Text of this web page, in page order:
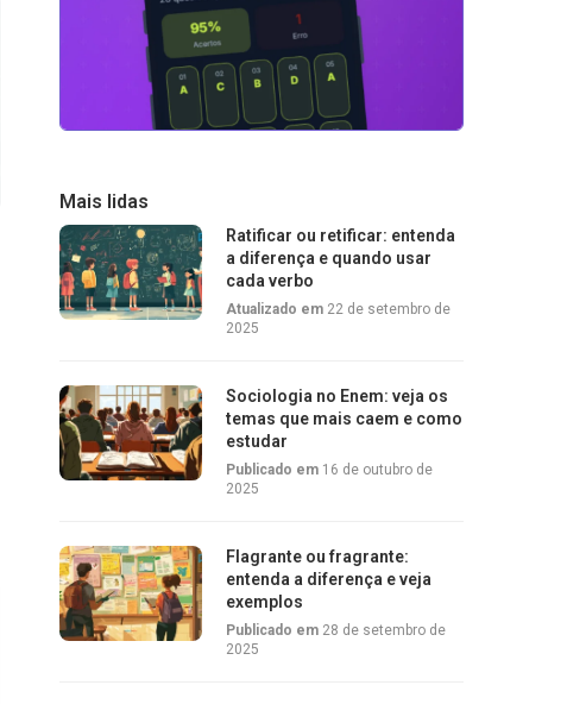
Mais lidas
Ratificar ou retificar: entenda
a diferença e quando usar
cada verbo
Atualizado em 22 de setembro de
2025
Sociologia no Enem: veja os
temas que mais caem e como
estudar
Publicado em 16 de outubro de
2025
Flagrante ou fragrante:
entenda a diferença e veja
exemplos
Publicado em 28 de setembro de
2025